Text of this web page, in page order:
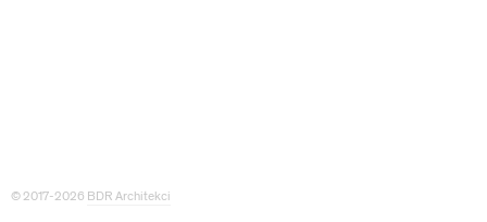
© 2017-2026 BDR Architekci